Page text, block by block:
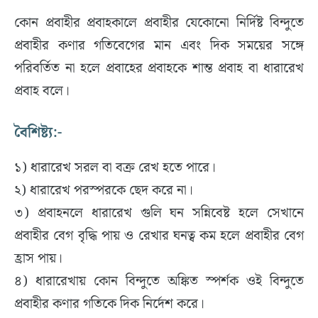
কোন প্রবাহীর প্রবাহকালে প্রবাহীর যেকোনো নির্দিষ্ট বিন্দুতে
প্রবাহীর কণার গতিবেগের মান এবং দিক সময়ের সঙ্গে
পরিবর্তিত না হলে প্রবাহের প্রবাহকে শান্ত প্রবাহ বা ধারারেখ
প্রবাহ বলে।
বৈশিষ্ট্য:-
১) ধারারেখ সরল বা বক্র রেখ হতে পারে।
২) ধারারেখ পরস্পরকে ছেদ করে না।
৩) প্রবাহনলে ধারারেখ গুলি ঘন সন্নিবেষ্ট হলে সেখানে
প্রবাহীর বেগ বৃদ্ধি পায় ও রেখার ঘনত্ব কম হলে প্রবাহীর বেগ
হ্রাস পায়।
৪) ধারারেখায় কোন বিন্দুতে অঙ্কিত স্পর্শক ওই বিন্দুতে
প্রবাহীর কণার গতিকে দিক নির্দেশ করে।